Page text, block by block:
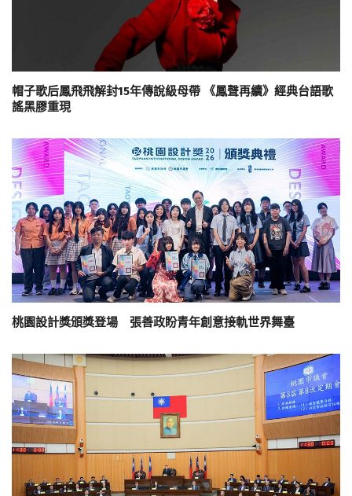
帽子歌后鳳飛飛解封15年傳說級母帶 《鳳聲再續》經典台語歌
謠黑膠重現
桃園設計獎頒獎登場 張善政盼青年創意接軌世界舞臺